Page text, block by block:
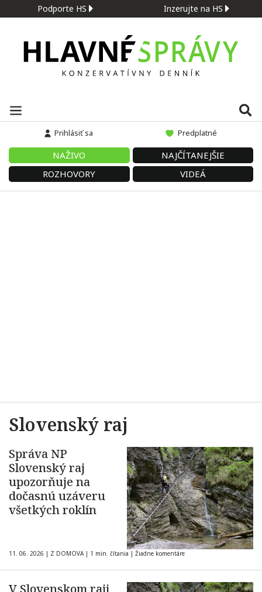
Podporte HS Inzerujte na HS
Prihlásiť sa Predplatné
NAŽIVO
NAJČÍTANEJŠIE
ROZHOVORY
VIDEÁ
Slovenský raj
Správa NP
Slovenský raj
upozorňuje na
dočasnú uzáveru
všetkých roklín
11. 06. 2026 | Z DOMOVA | 1 min. čítania | Žiadne komentáre
V Slovenskom raji